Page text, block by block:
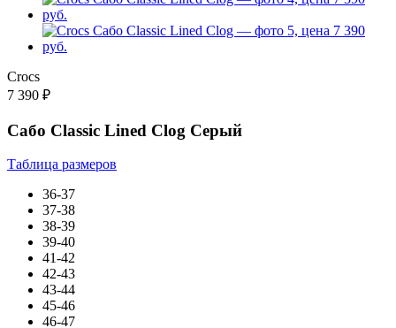
Crocs
7 390 ₽
Сабо Classic Lined Clog Серый
Таблица размеров
36-37
37-38
38-39
39-40
41-42
42-43
43-44
45-46
46-47